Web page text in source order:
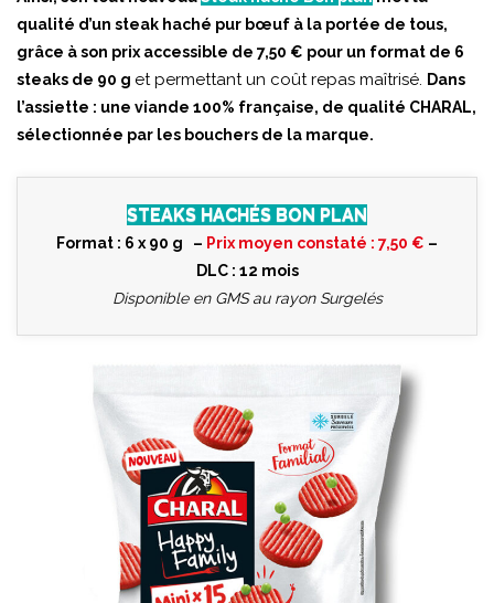
qualité d’un steak haché pur bœuf à la portée de tous,
grâce à son prix accessible de 7,50 € pour un format de 6
steaks de 90 g et permettant un coût repas maîtrisé. Dans
l’assiette : une viande 100% française, de qualité CHARAL,
sélectionnée par les bouchers de la marque.
STEAKS HACHÉS BON PLAN
Format : 6 x 90 g – Prix moyen constaté : 7,50 € –
DLC : 12 mois
Disponible en GMS au rayon Surgelés